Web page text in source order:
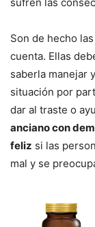
Son de hecho
cuenta. Ellas
saberla manejar
situación por
dar al traste o
anciano con
feliz si las
mal y se